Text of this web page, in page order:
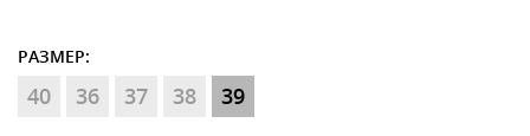
РАЗМЕР:
40 36 37 38 39